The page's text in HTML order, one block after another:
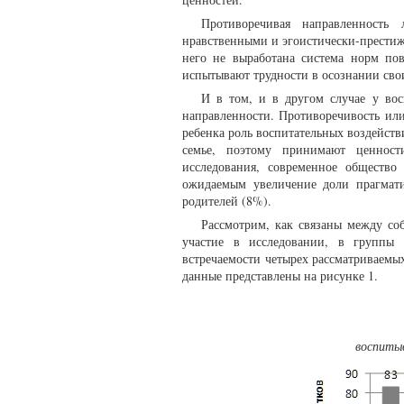
Противоречивая
нравственными и эгоистически-
него не выработана система норм
испытывают трудности в осознании
И в том, и в другом случае у
направленности. Противоречивость
ребенка роль воспитательных
семье, поэтому принимают
исследования, современное
ожидаемым увеличение доли
родителей (8%).
Рассмотрим, как связаны между
участие в исследовании, в группы
встречаемости четырех
данные представлены на рисунке 1.